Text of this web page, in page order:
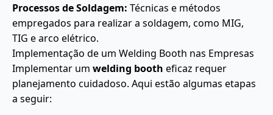
Processos de Soldagem: Técnicas e métodos
empregados para realizar a soldagem, como MIG,
TIG e arco elétrico.
Implementação de um Welding Booth nas Empresas
Implementar um welding booth eficaz requer
planejamento cuidadoso. Aqui estão algumas etapas
a seguir: